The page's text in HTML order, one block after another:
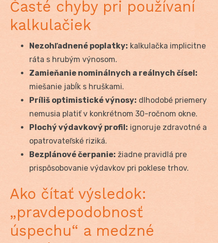
Časté chyby pri používaní
kalkulačiek
Nezohľadnené poplatky: kalkulačka implicitne
ráta s hrubým výnosom.
Zamieňanie nominálnych a reálnych čísel:
miešanie jabĺk s hruškami.
Príliš optimistické výnosy: dlhodobé priemery
nemusia platiť v konkrétnom 30-ročnom okne.
Plochý výdavkový profil: ignoruje zdravotné a
opatrovateľské riziká.
Bezplánové čerpanie: žiadne pravidlá pre
prispôsobovanie výdavkov pri poklese trhov.
Ako čítať výsledok:
„pravdepodobnosť
úspechu“ a medzné